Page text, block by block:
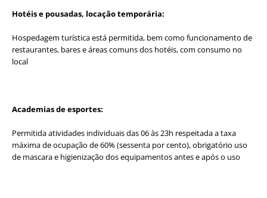
Hotéis e pousadas, locação temporária:
Hospedagem turística está permitida, bem como funcionamento de
restaurantes, bares e áreas comuns dos hotéis, com consumo no
local
Academias de esportes:
Permitida atividades individuais das 06 às 23h respeitada a taxa
máxima de ocupação de 60% (sessenta por cento), obrigatório uso
de mascara e higienização dos equipamentos antes e após o uso